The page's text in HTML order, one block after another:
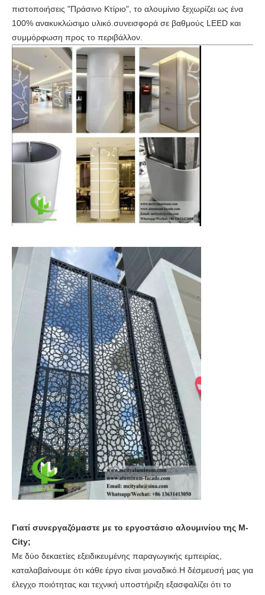
πιστοποιήσεις "Πράσινο Κτίριο", το αλουμίνιο ξεχωρίζει ως ένα
100% ανακυκλώσιμο υλικό.συνεισφορά σε βαθμούς LEED και
συμμόρφωση προς το περιβάλλον.
Γιατί συνεργαζόμαστε με το εργοστάσιο αλουμινίου της M-
City;
Με δύο δεκαετίες εξειδικευμένης παραγωγικής εμπειρίας,
καταλαβαίνουμε ότι κάθε έργο είναι μοναδικό.Η δέσμευσή μας για
έλεγχο ποιότητας και τεχνική υποστήριξη εξασφαλίζει ότι το